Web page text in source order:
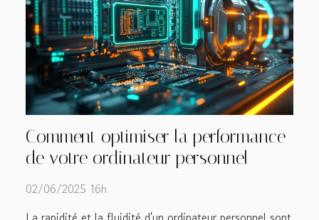
Comment optimiser la performance
de votre ordinateur personnel
02/06/2025 16h